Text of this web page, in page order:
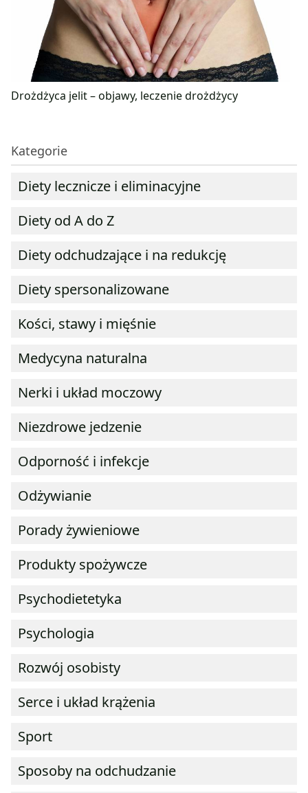
Drożdżyca jelit – objawy, leczenie drożdżycy
Kategorie
Diety lecznicze i eliminacyjne
Diety od A do Z
Diety odchudzające i na redukcję
Diety spersonalizowane
Kości, stawy i mięśnie
Medycyna naturalna
Nerki i układ moczowy
Niezdrowe jedzenie
Odporność i infekcje
Odżywianie
Porady żywieniowe
Produkty spożywcze
Psychodietetyka
Psychologia
Rozwój osobisty
Serce i układ krążenia
Sport
Sposoby na odchudzanie